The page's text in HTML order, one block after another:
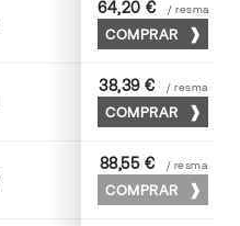
63 x 88
64,20 € / resma
COMPRAR
52 x 70
38,39 € / resma
COMPRAR
70 x 100
88,55 € / resma
COMPRAR